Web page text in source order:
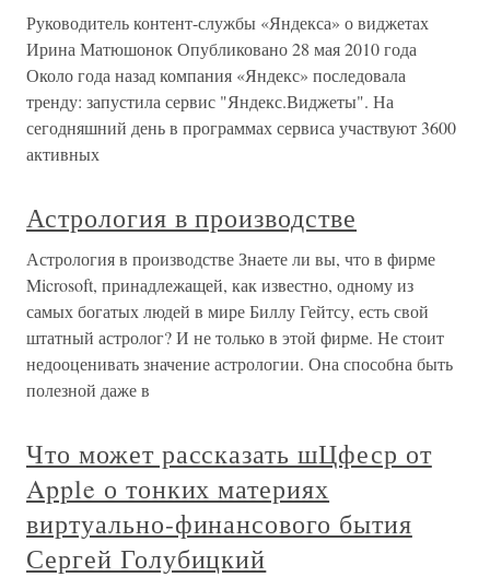
Руководитель контент-службы «Яндекса» о виджетах
Ирина Матюшонок Опубликовано 28 мая 2010 года
Около года назад компания «Яндекс» последовала
тренду: запустила сервис "Яндекс.Виджеты". На
сегодняшний день в программах сервиса участвуют 3600
активных
Астрология в производстве
Астрология в производстве Знаете ли вы, что в фирме
Microsoft, принадлежащей, как известно, одному из
самых богатых людей в мире Биллу Гейтсу, есть свой
штатный астролог? И не только в этой фирме. Не стоит
недооценивать значение астрологии. Она способна быть
полезной даже в
Что может рассказать шЦфеср от
Apple о тонких материях
виртуально-финансового бытия
Сергей Голубицкий